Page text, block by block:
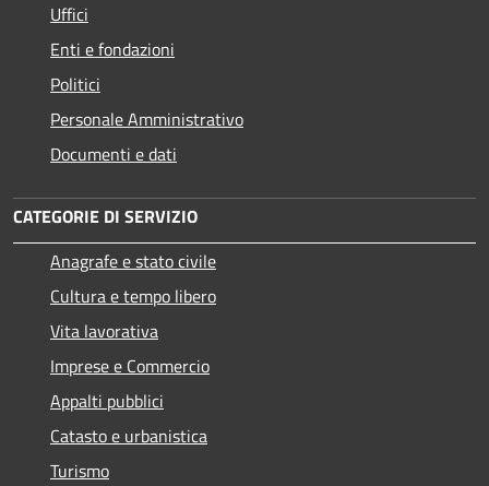
Uffici
Enti e fondazioni
Politici
Personale Amministrativo
Documenti e dati
CATEGORIE DI SERVIZIO
Anagrafe e stato civile
Cultura e tempo libero
Vita lavorativa
Imprese e Commercio
Appalti pubblici
Catasto e urbanistica
Turismo